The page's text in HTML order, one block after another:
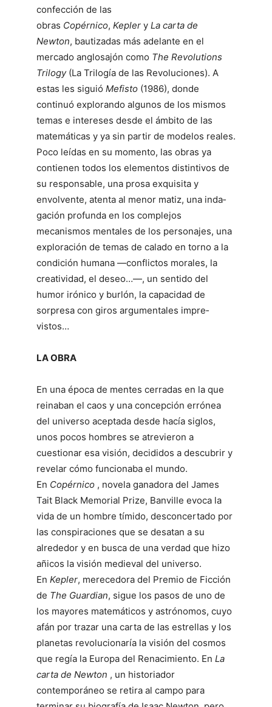
confección de las
obras Copérnico, Kepler y La carta de
Newton, bautizadas más adelante en el
mercado anglosajón como The Revolutions
Tri­logy(La Trilogía de las Revoluciones). A
estas les siguió Mefisto (1986), donde
continuó explorando algunos de los mismos
temas e intereses desde el ámbito de las
matemáticas y ya sin partir de mo­delos reales.
Poco leídas en su momento, las obras ya
contienen todos los elementos distintivos de
su responsable, una prosa exquisita y
envolvente, atenta al menor matiz, una inda­
gación profunda en los complejos
mecanismos mentales de los personajes, una
exploración de temas de calado en torno a la
condición humana —conflictos morales, la
creatividad, el deseo…—, un sentido del
humor irónico y burlón, la capaci­dad de
sorpresa con giros argumentales impre­
vistos…
LA OBRA
En una época de mentes cerradas en la que
reinaban el caos y una concepción errónea
del universo aceptada desde hacía siglos,
unos pocos hombres se atrevieron a
cuestionar esa visión, decididos a descubrir y
revelar cómo funcionaba el mundo.
En Copérnico , novela ganadora del James
Tait Black Memorial Prize, Banville evoca la
vida de un hombre tímido, desconcertado por
las conspiraciones que se desatan a su
alrededor y en busca de una verdad que hizo
añicos la visión medieval del universo.
En Kepler, merecedora del Premio de Ficción
de The Guardian, sigue los pasos de uno de
los mayores matemáticos y astrónomos, cuyo
afán por trazar una carta de las estrellas y los
planetas revolucionaría la visión del cosmos
que regía la Europa del Renacimiento. En La
carta de Newton , un historiador
contemporáneo se retira al campo para